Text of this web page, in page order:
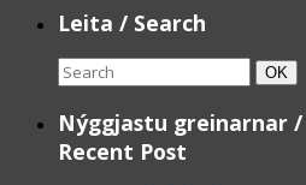
Leita / Search
Search
for:
Search
OK
Nýggjastu greinarnar /
Recent Post